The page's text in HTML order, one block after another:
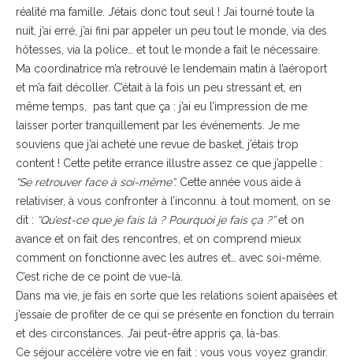
réalité ma famille. J’étais donc tout seul ! J’ai tourné toute la
nuit, j’ai erré, j’ai fini par appeler un peu tout le monde, via des
hôtesses, via la police… et tout le monde a fait le nécessaire.
Ma coordinatrice m’a retrouvé le lendemain matin à l’aéroport
et m’a fait décoller. C’était à la fois un peu stressant et, en
même temps, pas tant que ça : j’ai eu l’impression de me
laisser porter tranquillement par les événements. Je me
souviens que j’ai acheté une revue de basket, j’étais trop
content ! Cette petite errance illustre assez ce que j’appelle :
“Se retrouver face à soi-même”. Cette année vous aide à
relativiser, à vous confronter à l’inconnu. à tout moment, on se
dit : “Qu’est-ce que je fais là ? Pourquoi je fais ça ?”et on
avance et on fait des rencontres, et on comprend mieux
comment on fonctionne avec les autres et… avec soi-même.
C’est riche de ce point de vue-là.
Dans ma vie, je fais en sorte que les relations soient apaisées et
j’essaie de profiter de ce qui se présente en fonction du terrain
et des circonstances. J’ai peut-être appris ça, là-bas.
Ce séjour accélère votre vie en fait : vous vous voyez grandir.